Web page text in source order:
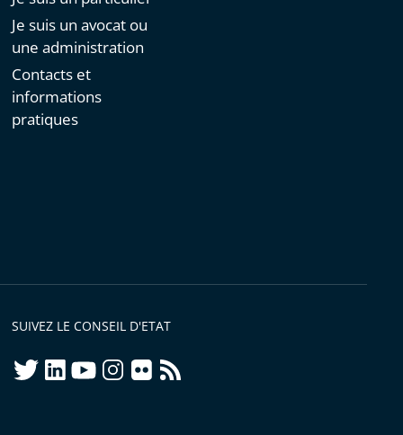
Je suis un avocat ou
une administration
Contacts et
informations
pratiques
SUIVEZ LE CONSEIL D'ETAT
twitterlinkedInyoutubeinstagram
flickrrss